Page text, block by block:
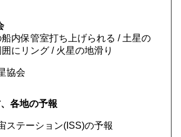
船内保管室打ち上げられる / 土星の
にリング / 火星の地滑り
協会
各地の予報
ステーション(ISS)の予報